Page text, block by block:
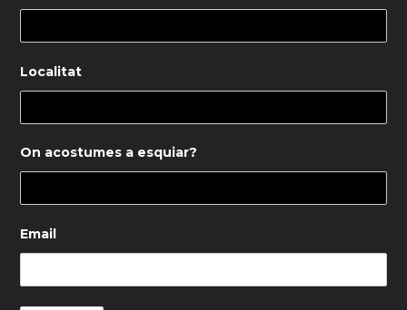
Localitat
On acostumes a esquiar?
Email